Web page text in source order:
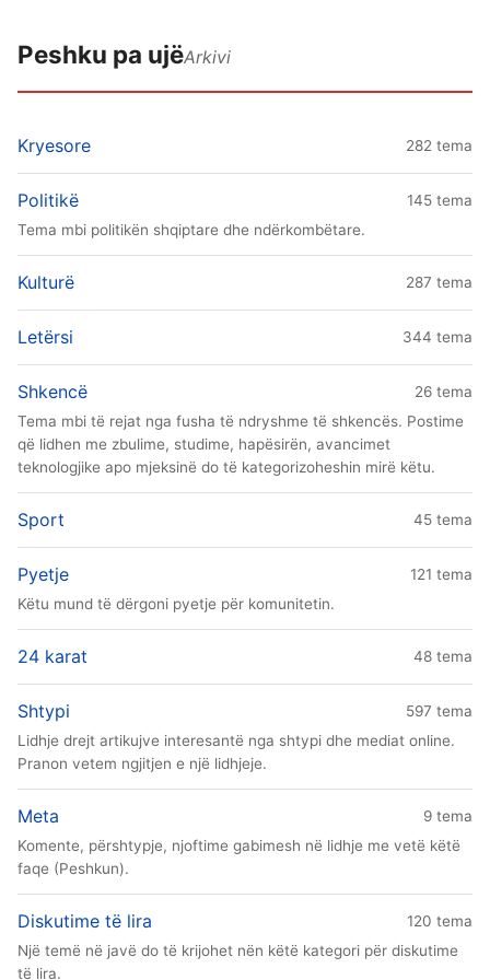
Peshku pa ujëArkivi
Kryesore 282 tema
Politikë
145 tema
Tema mbi politikën shqiptare dhe ndërkombëtare.
Kulturë 287 tema
Letërsi 344 tema
Shkencë
26 tema
Tema mbi të rejat nga fusha të ndryshme të shkencës. Postime
që lidhen me zbulime, studime, hapësirën, avancimet
teknologjike apo mjeksinë do të kategorizoheshin mirë këtu.
Sport 45 tema
Pyetje
121 tema
Këtu mund të dërgoni pyetje për komunitetin.
24 karat 48 tema
Shtypi
597 tema
Lidhje drejt artikujve interesantë nga shtypi dhe mediat online.
Pranon vetem ngjitjen e një lidhjeje.
Meta
9 tema
Komente, përshtypje, njoftime gabimesh në lidhje me vetë këtë
faqe (Peshkun).
Diskutime të lira
120 tema
Një temë në javë do të krijohet nën këtë kategori për diskutime
të lira.